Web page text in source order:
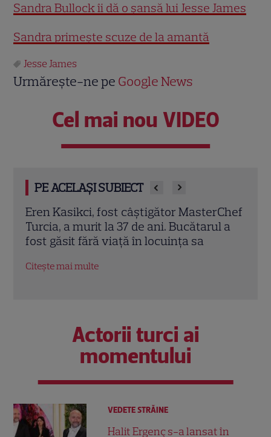
Sandra Bullock îi dă o şansă lui Jesse James
Sandra primeşte scuze de la amantă
Jesse James
Urmărește-ne pe Google News
Cel mai nou VIDEO
PE ACELAȘI SUBIECT
MasterChef
Bucătarul a
sa
Trei cupluri revin la „Insula
Reuniuni”. Ce se întâmplă când
întâlnesc din nou cu Radu
Citește mai multe
Actorii turci ai
momentului
VEDETE STRĂINE
Halit Ergenç s-a lansat în